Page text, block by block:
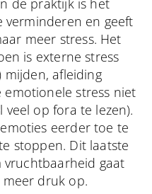
de praktijk is het
verminderen en geeft
meer stress. Het
is externe stress
mijden, afleiding
stress niet
op fora te lezen).
eerder toe te
stoppen. Dit laatste
vruchtbaarheid gaat
druk op.